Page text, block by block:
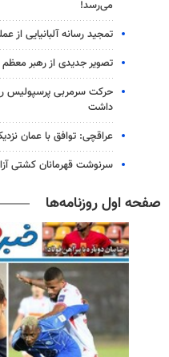
می‌رسد!
تمجید رسانه آلبانیایی از
تصویر جدیدی از رهبر
حرکت سرمربی پرسپولیس روی
داشت
عراقچی: توافق با عمان نزدیک است/
سرنوشت قهرمانان کشتی آزاد
صفحه اول روزنامه‌ها